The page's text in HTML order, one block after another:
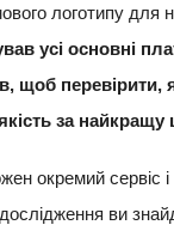
логотипу для
усі основні
щоб перевірити,
за найкращу
окремий сервіс і
ви